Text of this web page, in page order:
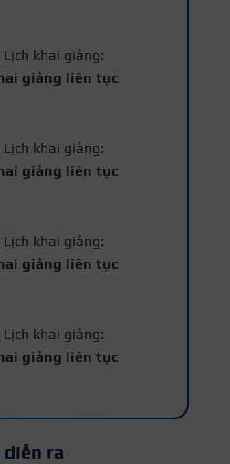
Lịch khai giảng:
giảng liên tục
Lịch khai giảng:
giảng liên tục
Lịch khai giảng:
giảng liên tục
Lịch khai giảng:
giảng liên tục
giảng liên tục
diễn ra